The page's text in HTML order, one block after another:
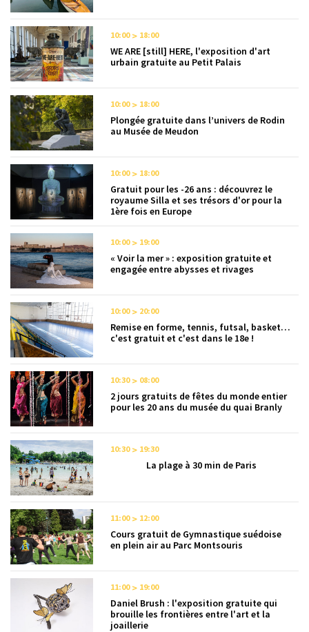
10:00 18:00
WE ARE [still] HERE, l'exposition d'art
urbain gratuite au Petit Palais
10:00 18:00
Plongée gratuite dans l’univers de Rodin
au Musée de Meudon
10:00 18:00
Gratuit pour les -26 ans : découvrez le
royaume Silla et ses trésors d'or pour la
1ère fois en Europe
10:00 19:00
« Voir la mer » : exposition gratuite et
engagée entre abysses et rivages
10:00 20:00
Remise en forme, tennis, futsal, basket…
c'est gratuit et c'est dans le 18e !
10:30 08:00
2 jours gratuits de fêtes du monde entier
pour les 20 ans du musée du quai Branly
10:30 19:30
La plage à 30 min de Paris
11:00 12:00
Cours gratuit de Gymnastique suédoise
en plein air au Parc Montsouris
11:00 19:00
Daniel Brush : l'exposition gratuite qui
brouille les frontières entre l'art et la
joaillerie